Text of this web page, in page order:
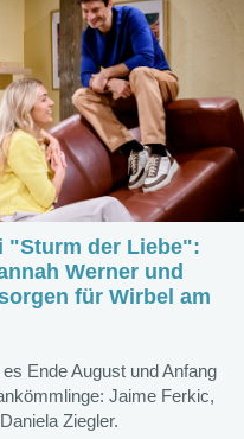
"Sturm der Liebe":
Werner und
für Wirbel am
Ende August und Anfang
Jaime Ferkic,
Ziegler.